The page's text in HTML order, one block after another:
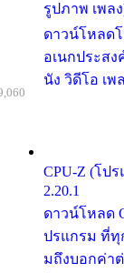
รูปภาพ เพลง
ดาวน์โหลดโ
อเนกประส
นัง วิดีโอ เพ
CPU-Z (โป
2.20.1
ดาวน์โหลด
ปรแกรม ที่ทุ
มถึงบอกค่า